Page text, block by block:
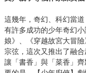
這幾年，奇幻、科幻當
有許多成功的少年奇幻
娘》、《穿越故宮大冒
宗弦，這次又推出了融
讓「書香」與「菜香」